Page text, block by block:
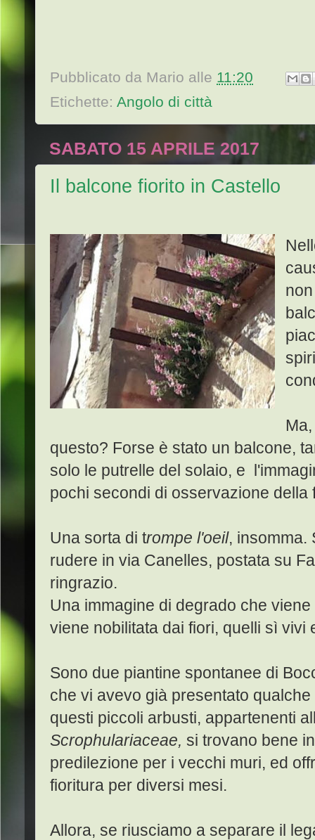
Pubblicato da Mario alle 11:20
Etichette: Angolo di città
SABATO 15 APRILE 2017
Il balcone fiorito in Castello
questo? Forse è stato un balcone,
solo le putrelle del solaio, e
pochi secondi di osservazione della
Una sorta di trompe l'oeil, insomma.
rudere in via Canelles, postata su
ringrazio.
Una immagine di degrado che
viene nobilitata dai fiori, quelli sì vivi
Sono due piantine spontanee di
che vi avevo già presentato
questi piccoli arbusti, appartenenti
Scrophulariaceae, si trovano bene
predilezione per i vecchi muri, ed
fioritura per diversi mesi.
Allora, se riusciamo a separare il